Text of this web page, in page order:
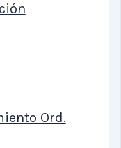
Ord.